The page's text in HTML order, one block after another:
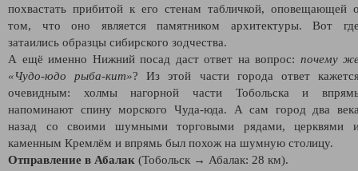
похвастать прибитой к его стенам табличкой, оповещающей
том, что оно является памятником архитектуры. Вот
затаились образцы сибирского зодчества.
А ещё именно Нижний посад даст ответ на вопрос: почему
«Чудо-юдо рыба-кит»? Из этой части города ответ
очевидным: холмы нагорной части Тобольска и
напоминают спину морского Чуда-юда. А сам город два
назад со своими шумными торговыми рядами, церквями
каменным Кремлём и впрямь был похож на шумную столицу.
Отправление в Абалак (Тобольск → Абалак: 28 км).